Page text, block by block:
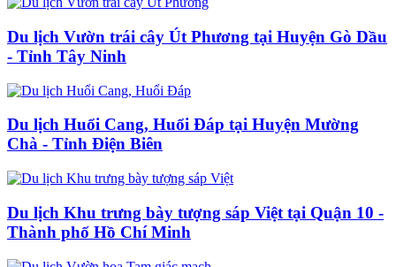
Du lịch Vườn trái cây Út Phương tại Huyện Gò Dầu
- Tỉnh Tây Ninh
Du lịch Huổi Cang, Huổi Đáp tại Huyện Mường
Chà - Tỉnh Điện Biên
Du lịch Khu trưng bày tượng sáp Việt tại Quận 10 -
Thành phố Hồ Chí Minh